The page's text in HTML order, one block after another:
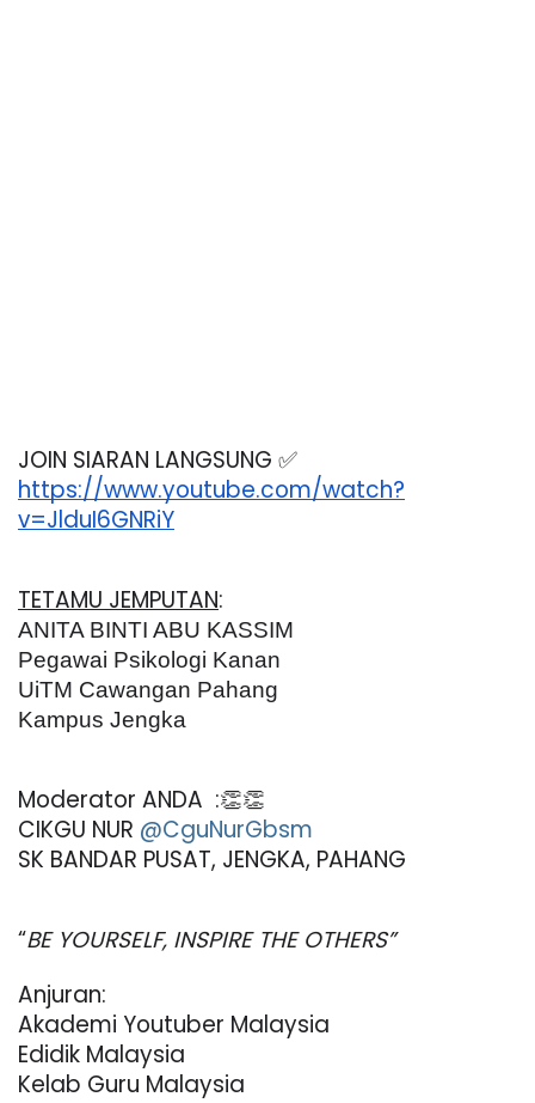
JOIN SIARAN LANGSUNG ✅
https://www.youtube.com/watch?
v=JlduI6GNRiY
TETAMU JEMPUTAN:
ANITA BINTI ABU KASSIM
Pegawai Psikologi Kanan
UiTM Cawangan Pahang
Kampus Jengka
Moderator ANDA  :👏👏
CIKGU NUR @CguNurGbsm
SK BANDAR PUSAT, JENGKA, PAHANG
“BE YOURSELF, INSPIRE THE OTHERS”
Anjuran:
Akademi Youtuber Malaysia
Edidik Malaysia
Kelab Guru Malaysia